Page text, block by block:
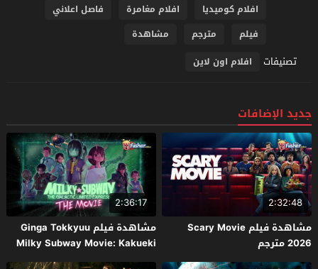
افلام كوميديا
افلام مغامرة
فاصل اعلاني
فيلم
مترجم مشاهدة
تصنيفات افلام اون لاين
جديد الإضافات
2:32:48
مشاهدة فيلم Scary Movie
2026 مترجم
2:36:17
مشاهدة فيلم Ginga Tokkyuu
Milky Subway Movie: Kakueki
Teisha Gekijou Yuki 2026 مترجم